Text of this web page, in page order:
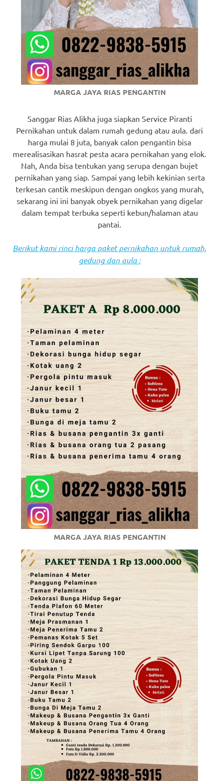
MARGA JAYA RIAS PENGANTIN
Sanggar Rias Alikha juga siapkan Service Piranti
Pernikahan untuk dalam rumah gedung atau aula. dari
harga mulai 8 juta, banyak calon pengantin bisa
merealisasikan hasrat pesta acara pernikahan yang elok.
Nah, Anda bisa tentukan yang serupa dengan bujet
pernikahan yang siap. Sampai yang lebih kekinian serta
terkesan cantik meskipun dengan ongkos yang murah,
sekarang ini ini banyak obyek pernikahan yang digelar
dalam tempat terbuka seperti kebun/halaman atau
pantai.
Berikut kami rinci harga paket pernikahan untuk rumah,
gedung dan aula :
MARGA JAYA RIAS PENGANTIN